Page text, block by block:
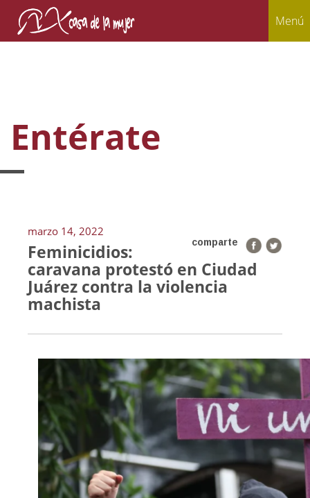
Menú
Entérate
marzo 14, 2022
comparte
Feminicidios:
caravana protestó en Ciudad
Juárez contra la violencia
machista